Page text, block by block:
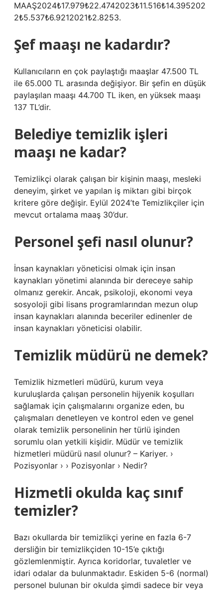
MAAŞ2024₺17.979₺22.4742023₺11.516₺14.395202
2₺5.537₺6.9212021₺2.8253.
Şef maaşı ne kadardır?
Kullanıcıların en çok paylaştığı maaşlar 47.500 TL
ile 65.000 TL arasında değişiyor. Bir şefin en düşük
paylaşılan maaşı 44.700 TL iken, en yüksek maaşı
137 TL’dir.
Belediye temizlik işleri
maaşı ne kadar?
Temizlikçi olarak çalışan bir kişinin maaşı, mesleki
deneyim, şirket ve yapılan iş miktarı gibi birçok
kritere göre değişir. Eylül 2024’te Temizlikçiler için
mevcut ortalama maaş 30’dur.
Personel şefi nasıl olunur?
İnsan kaynakları yöneticisi olmak için insan
kaynakları yönetimi alanında bir dereceye sahip
olmanız gerekir. Ancak, psikoloji, ekonomi veya
sosyoloji gibi lisans programlarından mezun olup
insan kaynakları alanında beceriler edinenler de
insan kaynakları yöneticisi olabilir.
Temizlik müdürü ne demek?
Temizlik hizmetleri müdürü, kurum veya
kuruluşlarda çalışan personelin hijyenik koşulları
sağlamak için çalışmalarını organize eden, bu
çalışmaları denetleyen ve kontrol eden ve genel
olarak temizlik personelinin her türlü işinden
sorumlu olan yetkili kişidir. Müdür ve temizlik
hizmetleri müdürü nasıl olunur? – Kariyer. ›
Pozisyonlar › › Pozisyonlar › Nedir?
Hizmetli okulda kaç sınıf
temizler?
Bazı okullarda bir temizlikçi yerine en fazla 6-7
dersliğin bir temizlikçiden 10-15’e çıktığı
gözlemlenmiştir. Ayrıca koridorlar, tuvaletler ve
idari odalar da bulunmaktadır. Eskiden 5-6 (normal)
personel bulunan bir okulda şimdi sadece bir veya